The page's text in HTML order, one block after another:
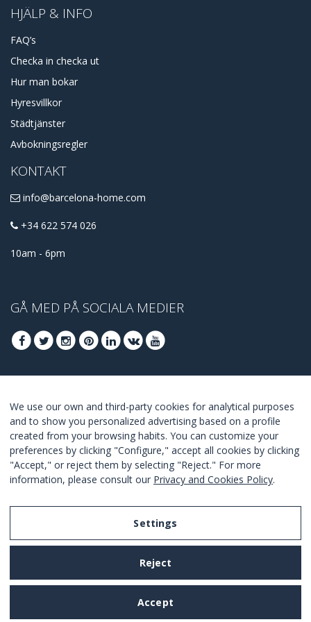
HJÄLP & INFO
FAQ’s
Checka in checka ut
Hur man bokar
Hyresvillkor
Städtjänster
Avbokningsregler
KONTAKT
info@barcelona-home.com
+34 622 574 026
10am - 6pm
GÅ MED PÅ SOCIALA MEDIER
ERBJUDANDENA
GÅ MED
I Agree with the terms and conditions
We use our own and third-party cookies for analytical purposes
and to show you personalized advertising based on a profile
created from your browsing habits. You can customize your
preferences by clicking "Configure," accept all cookies by clicking
"Accept," or reject them by selecting "Reject." For more
information, please consult our Privacy and Cookies Policy.
Settings
Reject
Accept
Legal Notice
Privacy and Cookies Policy
Terms and Conditions of Use
Settings